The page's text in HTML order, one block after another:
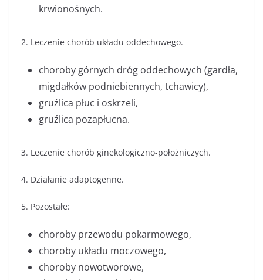
krwionośnych.
2. Leczenie chorób układu oddechowego.
choroby górnych dróg oddechowych (gardła,
migdałków podniebiennych, tchawicy),
gruźlica płuc i oskrzeli,
gruźlica pozapłucna.
3. Leczenie chorób ginekologiczno-położniczych.
4. Działanie adaptogenne.
5. Pozostałe:
choroby przewodu pokarmowego,
choroby układu moczowego,
choroby nowotworowe,